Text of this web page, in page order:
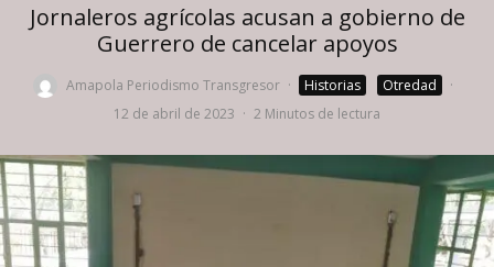
Jornaleros agrícolas acusan a gobierno de
Guerrero de cancelar apoyos
Amapola Periodismo Transgresor · Historias Otredad
·
12 de abril de 2023 · 2 Minutos de lectura